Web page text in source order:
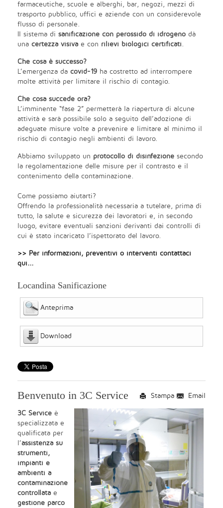
farmaceutiche, scuole e alberghi, bar, negozi, mezzi di
trasporto pubblico, uffici e aziende con un considerevole
flusso di personale.
Il sistema di sanificazione con perossido di idrogeno dà
una certezza visivae con rilievi biologici certificati.
Che cosa è successo?
L’emergenza da covid-19 ha costretto ad interrompere
molte attività per limitare il rischio di contagio.
Che cosa succede ora?
L’imminente “fase 2” permetterà la riapertura di alcune
attività e sarà possibile solo a seguito dell’adozione di
adeguate misure volte a prevenire e limitare al minimo il
rischio di contagio negli ambienti di lavoro.
Abbiamo sviluppato un protocollo di disinfezione secondo
la regolamentazione delle misure per il contrasto e il
contenimento della contaminazione.
Come possiamo aiutarti?
Offrendo la professionalità necessaria a tutelare, prima di
tutto, la salute e sicurezza dei lavoratori e, in secondo
luogo, evitare eventuali sanzioni derivanti dai controlli di
cui è stato incaricato l’ispettorato del lavoro.
>> Per informazioni, preventivi o interventi contattaci
qui...
Locandina Sanificazione
Anteprima
Download
Email
Stampa
Benvenuto in 3C Service
3C Service è
specializzata e
qualificata per
l’assistenza su
strumenti,
impianti e
ambienti a
contaminazione
controllatae
gestione parco